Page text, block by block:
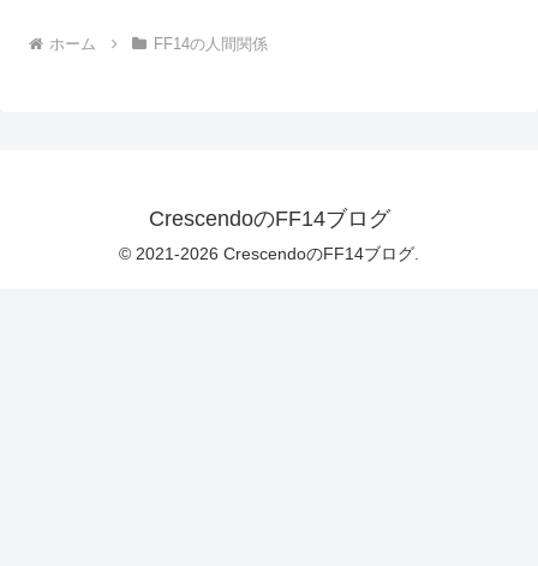
ホーム FF14の人間関係
CrescendoのFF14ブログ
© 2021-2026 CrescendoのFF14ブログ.